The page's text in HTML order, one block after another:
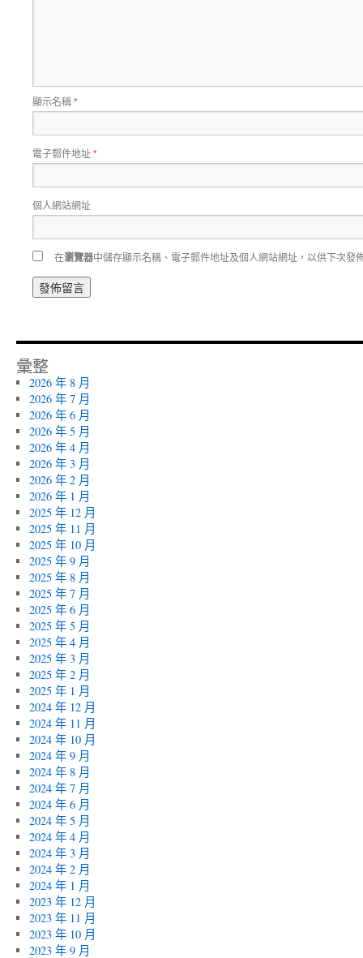
顯示名稱*
電子郵件地址*
個人網站網址
在瀏覽器中儲存顯示名稱、電子郵件地址及個人網站網址，以供下次發
彙整
2026 年 8 月
2026 年 7 月
2026 年 6 月
2026 年 5 月
2026 年 4 月
2026 年 3 月
2026 年 2 月
2026 年 1 月
2025 年 12 月
2025 年 11 月
2025 年 10 月
2025 年 9 月
2025 年 8 月
2025 年 7 月
2025 年 6 月
2025 年 5 月
2025 年 4 月
2025 年 3 月
2025 年 2 月
2025 年 1 月
2024 年 12 月
2024 年 11 月
2024 年 10 月
2024 年 9 月
2024 年 8 月
2024 年 7 月
2024 年 6 月
2024 年 5 月
2024 年 4 月
2024 年 3 月
2024 年 2 月
2024 年 1 月
2023 年 12 月
2023 年 11 月
2023 年 10 月
2023 年 9 月